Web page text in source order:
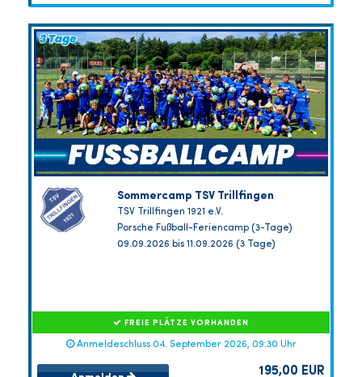
Sommercamp TSV Trillfingen
TSV Trillfingen 1921 e.V.
Porsche Fußball-Feriencamp (3-Tage)
09.09.2026 bis 11.09.2026 (3 Tage)
FREIE PLÄTZE VORHANDEN
Anmeldeschluss 04. September 2026, 09:30 Uhr
195,00 EUR